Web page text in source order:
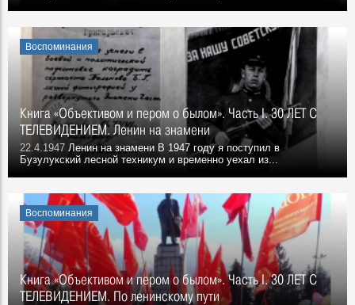
Воспоминания
Книга «Объективом и пером о былом». Часть I. 30 ЛЕТ С
ТЕЛЕВИДЕНИЕМ. Ленин на знамени
22.4.1947 Ленин на знамени В 1947 году я поступил в
Бузулукский лесной техникум и временно уехал из...
Воспоминания
Книга «Объективом и пером о былом». Часть I. 30 ЛЕТ С
ТЕЛЕВИДЕНИЕМ. По ленинскому пути